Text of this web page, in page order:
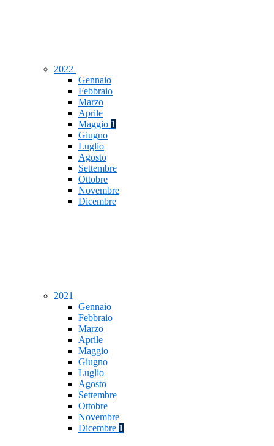
2022
Gennaio
Febbraio
Marzo
Aprile
Maggio 1
Giugno
Luglio
Agosto
Settembre
Ottobre
Novembre
Dicembre
2021
Gennaio
Febbraio
Marzo
Aprile
Maggio
Giugno
Luglio
Agosto
Settembre
Ottobre
Novembre
Dicembre 1